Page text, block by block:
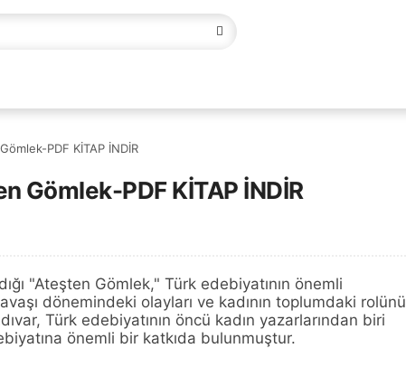
PDF KİTAP İNDİR
Gömlek-PDF KİTAP İNDİR
"Ateşten Gömlek," Türk edebiyatının önemli
dönemindeki olayları ve kadının toplumdaki rolünü
Türk edebiyatının öncü kadın yazarlarından biri
önemli bir katkıda bulunmuştur.